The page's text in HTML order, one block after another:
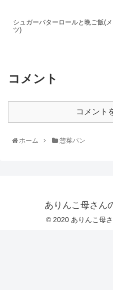
シュガーバターロールと晩ご飯(
ツ)
コメント
コメント
ホーム 惣菜パン
ありんこ母さん
© 2020 ありんこ母